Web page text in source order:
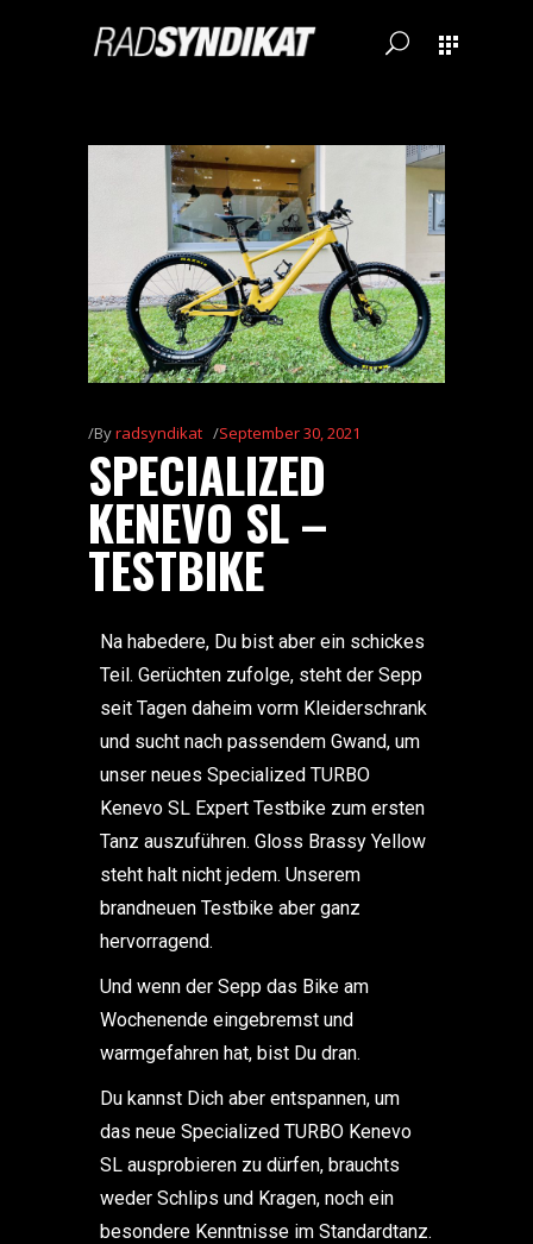
Byradsyndikat September 30, 2021
SPECIALIZED
KENEVO SL –
TESTBIKE
Na habedere, Du bist aber ein schickes
Teil. Gerüchten zufolge, steht der Sepp
seit Tagen daheim vorm Kleiderschrank
und sucht nach passendem Gwand, um
unser neues Specialized TURBO
Kenevo SL Expert Testbike zum ersten
Tanz auszuführen. Gloss Brassy Yellow
steht halt nicht jedem. Unserem
brandneuen Testbike aber ganz
hervorragend.
Und wenn der Sepp das Bike am
Wochenende eingebremst und
warmgefahren hat, bist Du dran.
Du kannst Dich aber entspannen, um
das neue Specialized TURBO Kenevo
SL ausprobieren zu dürfen, brauchts
weder Schlips und Kragen, noch ein
besondere Kenntnisse im Standardtanz.